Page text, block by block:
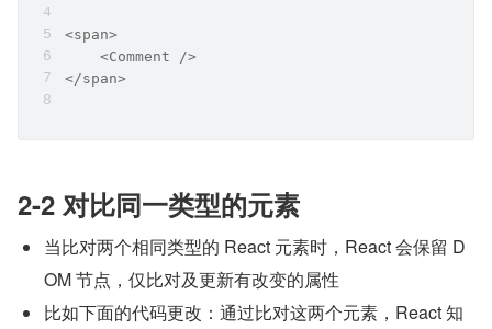
<span>
    <Comment />
</span>
2-2 对比同一类型的元素
当比对两个相同类型的 React 元素时，React 会保留 D
OM 节点，仅比对及更新有改变的属性
比如下面的代码更改：通过比对这两个元素，React 知